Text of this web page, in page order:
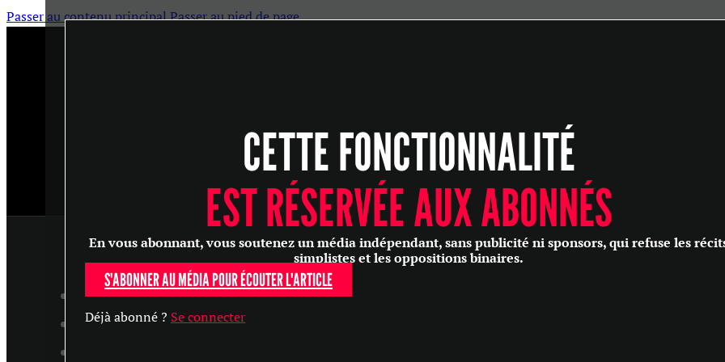
Passer au contenu principalPasser au pied de page
SANTÉ
PHILOSOPHIE
CULTURE
SOCIÉTÉ
ARTICLES
MASTERCLASS
CETTE FONCTIONNALITÉ
EST RÉSERVÉE AUX ABONNÉS
En vous abonnant, vous soutenez un média indépendant, sans publicité ni sponsors, qui refuse les
simplistes et les oppositions binaires.
S'ABONNER AU MÉDIA POUR ÉCOUTER L'ARTICLE
Déjà abonné ? Se connecter